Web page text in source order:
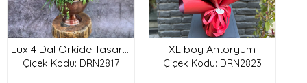
Lux 4 Dal Orkide Tasarım
Çiçek Kodu: DRN2817
XL boy Antoryum
Çiçek Kodu: DRN2823